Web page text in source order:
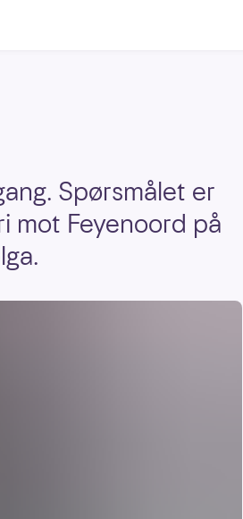
Spørsmålet er
mot Feyenoord på